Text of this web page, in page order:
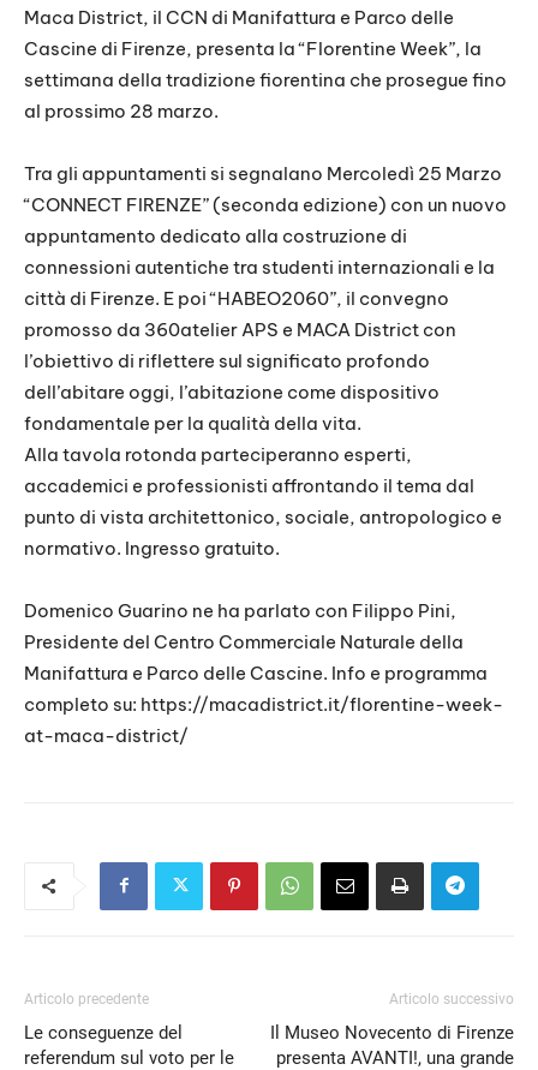
EMBED
Maca District, il CCN di Manifattura e Parco delle
Cascine di Firenze, presenta la “Florentine Week”, la
settimana della tradizione fiorentina che prosegue fino
al prossimo 28 marzo.
Tra gli appuntamenti si segnalano Mercoledì 25 Marzo
“CONNECT FIRENZE” (seconda edizione) con un nuovo
appuntamento dedicato alla costruzione di
connessioni autentiche tra studenti internazionali e la
città di Firenze. E poi “HABEO2060”, il convegno
promosso da 360atelier APS e MACA District con
l’obiettivo di riflettere sul significato profondo
dell’abitare oggi, l’abitazione come dispositivo
fondamentale per la qualità della vita.
Alla tavola rotonda parteciperanno esperti,
accademici e professionisti affrontando il tema dal
punto di vista architettonico, sociale, antropologico e
normativo. Ingresso gratuito.
Domenico Guarino ne ha parlato con Filippo Pini,
Presidente del Centro Commerciale Naturale della
Manifattura e Parco delle Cascine. Info e programma
completo su: https://macadistrict.it/florentine-week-
at-maca-district/
Articolo precedente
Le conseguenze del
referendum sul voto per le
Articolo successivo
Il Museo Novecento di Firenze
presenta AVANTI!, una grande